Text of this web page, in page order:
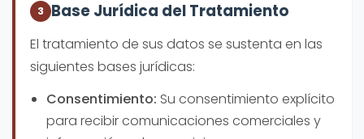
3 Base Jurídica del Tratamiento
El tratamiento de sus datos se sustenta en las
siguientes bases jurídicas:
Consentimiento: Su consentimiento explícito
para recibir comunicaciones comerciales y